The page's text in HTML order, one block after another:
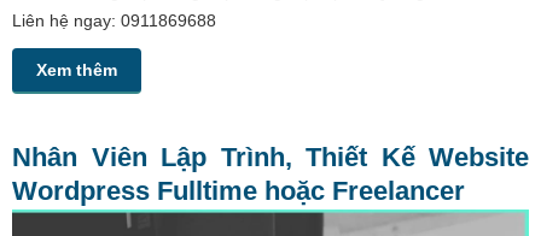
Liên hệ ngay: 0911869688
Xem thêm
Nhân Viên Lập Trình, Thiết Kế Website
Wordpress Fulltime hoặc Freelancer